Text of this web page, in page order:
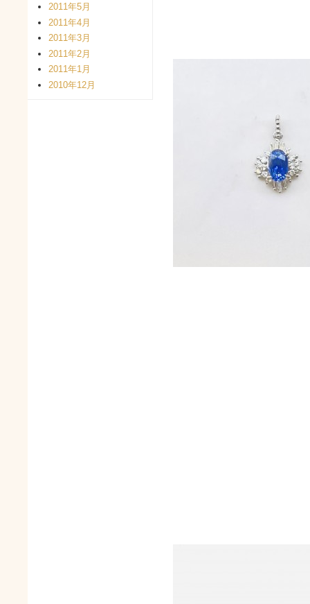
2011年5月
2011年4月
2011年3月
2011年2月
2011年1月
2010年12月